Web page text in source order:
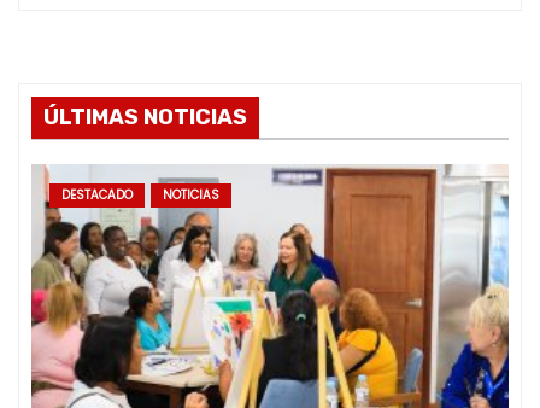
ÚLTIMAS NOTICIAS
DESTACADO NOTICIAS